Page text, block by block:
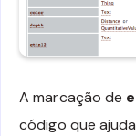
A marcação de
código que